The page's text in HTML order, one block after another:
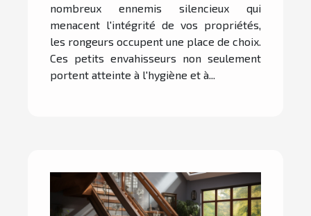
nombreux ennemis silencieux qui
menacent l'intégrité de vos propriétés,
les rongeurs occupent une place de choix.
Ces petits envahisseurs non seulement
portent atteinte à l'hygiène et à...